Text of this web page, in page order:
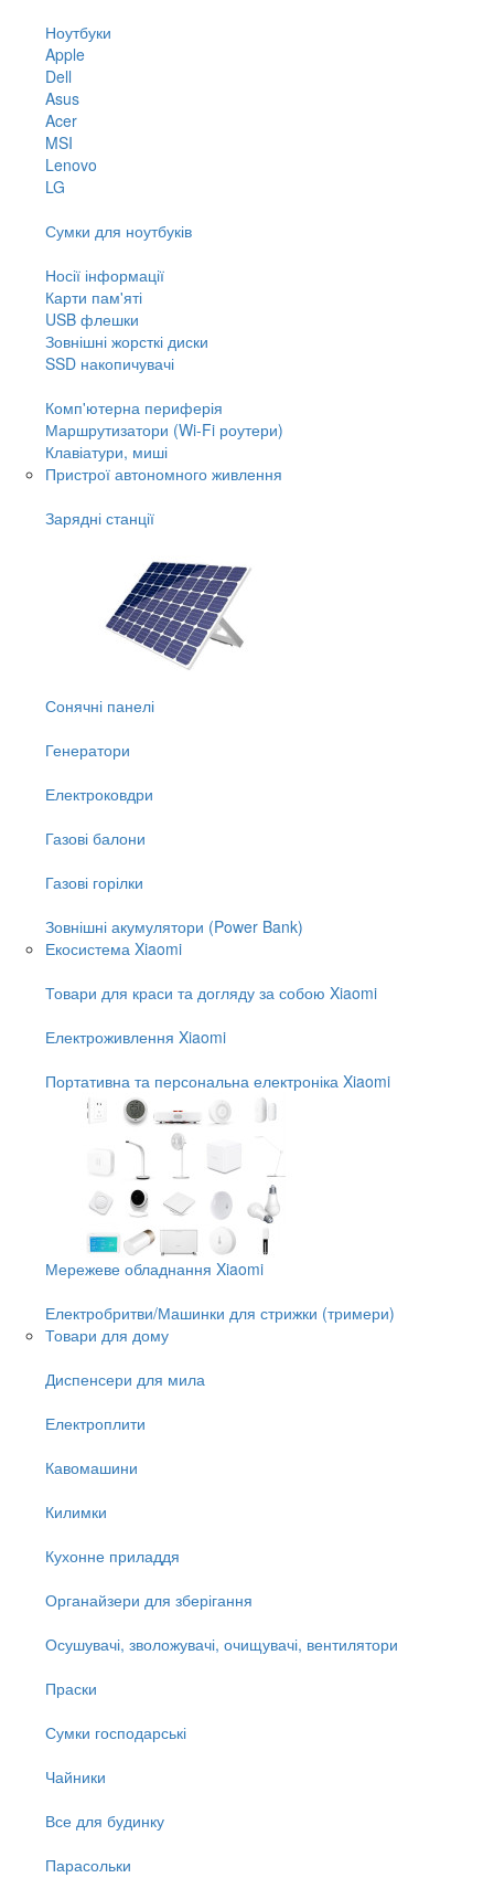
Ноутбуки
Apple
Dell
Asus
Acer
MSI
Lenovo
LG
Сумки для ноутбуків
Носії інформації
Карти пам'яті
USB флешки
Зовнішні жорсткі диски
SSD накопичувачі
Комп'ютерна периферія
Маршрутизатори (Wi-Fi роутери)
Клавіатури, миші
Пристрої автономного живлення
Зарядні станції
Сонячні панелі
Генератори
Електроковдри
Газові балони
Газові горілки
Зовнішні акумулятори (Power Bank)
Екосистема Xiaomi
Товари для краси та догляду за собою Xiaomi
Електроживлення Xiaomi
Портативна та персональна електроніка Xiaomi
Мережеве обладнання Xiaomi
Електробритви/Машинки для стрижки (тримери)
Товари для дому
Диспенсери для мила
Електроплити
Кавомашини
Килимки
Кухонне приладдя
Органайзери для зберігання
Осушувачі, зволожувачі, очищувачі, вентилятори
Праски
Сумки господарські
Чайники
Все для будинку
Парасольки